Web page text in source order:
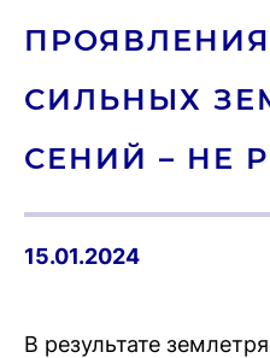
СИЛЬНЫХ
СЕНИЙ – НЕ
15.01.2024
В результате